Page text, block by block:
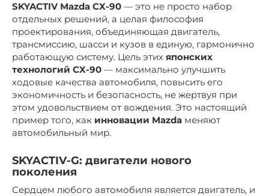
SKYACTIV Mazda CX-90 — это не просто набор
отдельных решений, а целая философия
проектирования, объединяющая двигатель,
трансмиссию, шасси и кузов в единую, гармонично
работающую систему. Цель этих японских
технологий CX-90 — максимально улучшить
ходовые качества автомобиля, повысить его
экономичность и безопасность, не жертвуя при
этом удовольствием от вождения. Это настоящий
пример того, как инновации Mazda меняют
автомобильный мир.
SKYACTIV-G: двигатели нового
поколения
Сердцем любого автомобиля является двигатель, и